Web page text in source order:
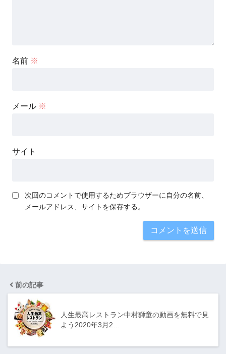
名前 ※
メール ※
サイト
次回のコメントで使用するためブラウザーに自分の名前、
メールアドレス、サイトを保存する。
前の記事
人生最高レストラン中村獅童の動画を無料で見
よう2020年3月2…